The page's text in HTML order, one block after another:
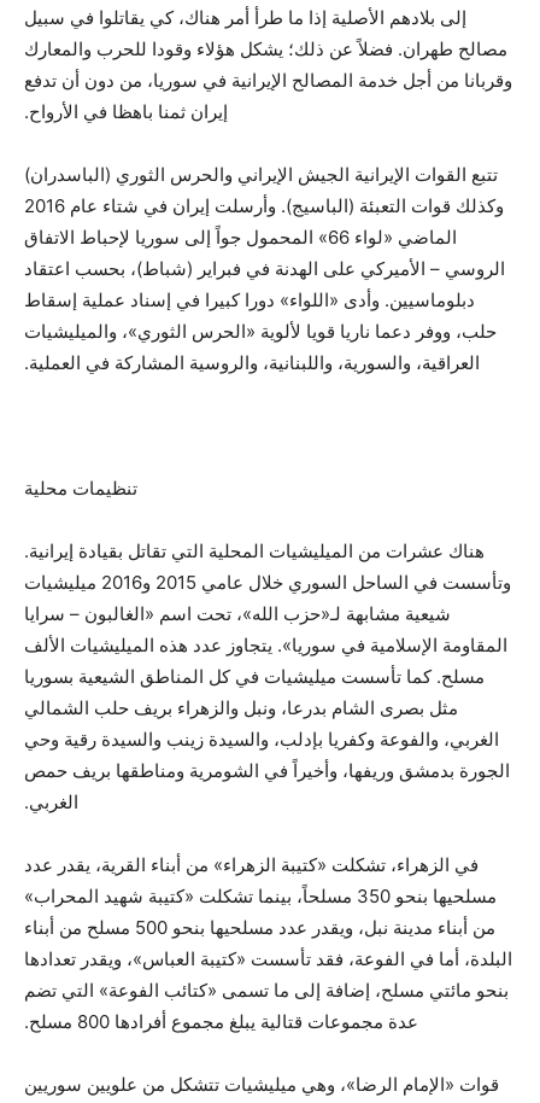
إلى بلادهم الأصلية إذا ما طرأ أمر هناك، كي يقاتلوا في سبيل
مصالح طهران. فضلاً عن ذلك؛ يشكل هؤلاء وقودا للحرب والمعارك
وقربانا من أجل خدمة المصالح الإيرانية في سوريا، من دون أن تدفع
إيران ثمنا باهظا في الأرواح.
تتبع القوات الإيرانية الجيش الإيراني والحرس الثوري (الباسدران)
وكذلك قوات التعبئة (الباسيج). وأرسلت إيران في شتاء عام 2016
الماضي «لواء 66» المحمول جواً إلى سوريا لإحباط الاتفاق
الروسي – الأميركي على الهدنة في فبراير (شباط)، بحسب اعتقاد
دبلوماسيين. وأدى «اللواء» دورا كبيرا في إسناد عملية إسقاط
حلب، ووفر دعما ناريا قويا لألوية «الحرس الثوري»، والميليشيات
العراقية، والسورية، واللبنانية، والروسية المشاركة في العملية.
تنظيمات محلية
هناك عشرات من الميليشيات المحلية التي تقاتل بقيادة إيرانية.
وتأسست في الساحل السوري خلال عامي 2015 و2016 ميليشيات
شيعية مشابهة لـ«حزب الله»، تحت اسم «الغالبون – سرايا
المقاومة الإسلامية في سوريا». يتجاوز عدد هذه الميليشيات الألف
مسلح. كما تأسست ميليشيات في كل المناطق الشيعية بسوريا
مثل بصرى الشام بدرعا، ونبل والزهراء بريف حلب الشمالي
الغربي، والفوعة وكفريا بإدلب، والسيدة زينب والسيدة رقية وحي
الجورة بدمشق وريفها، وأخيراً في الشومرية ومناطقها بريف حمص
الغربي.
في الزهراء، تشكلت «كتيبة الزهراء» من أبناء القرية، يقدر عدد
مسلحيها بنحو 350 مسلحاً، بينما تشكلت «كتيبة شهيد المحراب»
من أبناء مدينة نبل، ويقدر عدد مسلحيها بنحو 500 مسلح من أبناء
البلدة، أما في الفوعة، فقد تأسست «كتيبة العباس»، ويقدر تعدادها
بنحو مائتي مسلح، إضافة إلى ما تسمى «كتائب الفوعة» التي تضم
عدة مجموعات قتالية يبلغ مجموع أفرادها 800 مسلح.
قوات «الإمام الرضا»، وهي ميليشيات تتشكل من علويين سوريين